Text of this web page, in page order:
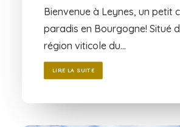
Bienvenue à Leynes, un petit
paradis en Bourgogne! Situé
région viticole du…
LIRE LA SUITE